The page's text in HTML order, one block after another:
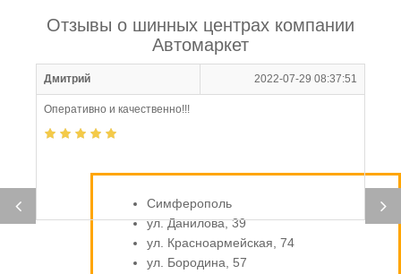
Отзывы о шинных центрах компании
Автомаркет
Дмитрий 2022-07-29 08:37:51
Оперативно и качественно!!!
Симферополь
ул. Данилова, 39
ул. Красноармейская, 74
ул. Бородина, 57